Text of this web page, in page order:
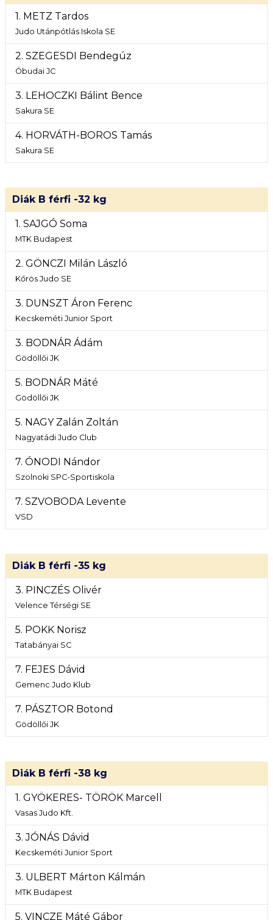
1. METZ Tardos
Judo Utánpótlás Iskola SE
2. SZEGESDI Bendegúz
Óbudai JC
3. LEHOCZKI Bálint Bence
Sakura SE
4. HORVÁTH-BOROS Tamás
Sakura SE
Diák B férfi -32 kg
1. SAJGÓ Soma
MTK Budapest
2. GÖNCZI Milán László
Kőrös Judo SE
3. DUNSZT Áron Ferenc
Kecskeméti Junior Sport
3. BODNÁR Ádám
Gödöllői JK
5. BODNÁR Máté
Gödöllői JK
5. NAGY Zalán Zoltán
Nagyatádi Judo Club
7. ÓNODI Nándor
Szolnoki SPC-Sportiskola
7. SZVOBODA Levente
VSD
Diák B férfi -35 kg
3. PINCZÉS Olivér
Velence Térségi SE
5. POKK Norisz
Tatabányai SC
7. FEJES Dávid
Gemenc Judo Klub
7. PÁSZTOR Botond
Gödöllői JK
Diák B férfi -38 kg
1. GYÖKERES- TÖRÖK Marcell
Vasas Judo Kft.
3. JÓNÁS Dávid
Kecskeméti Junior Sport
3. ULBERT Márton Kálmán
MTK Budapest
5. VINCZE Máté Gábor